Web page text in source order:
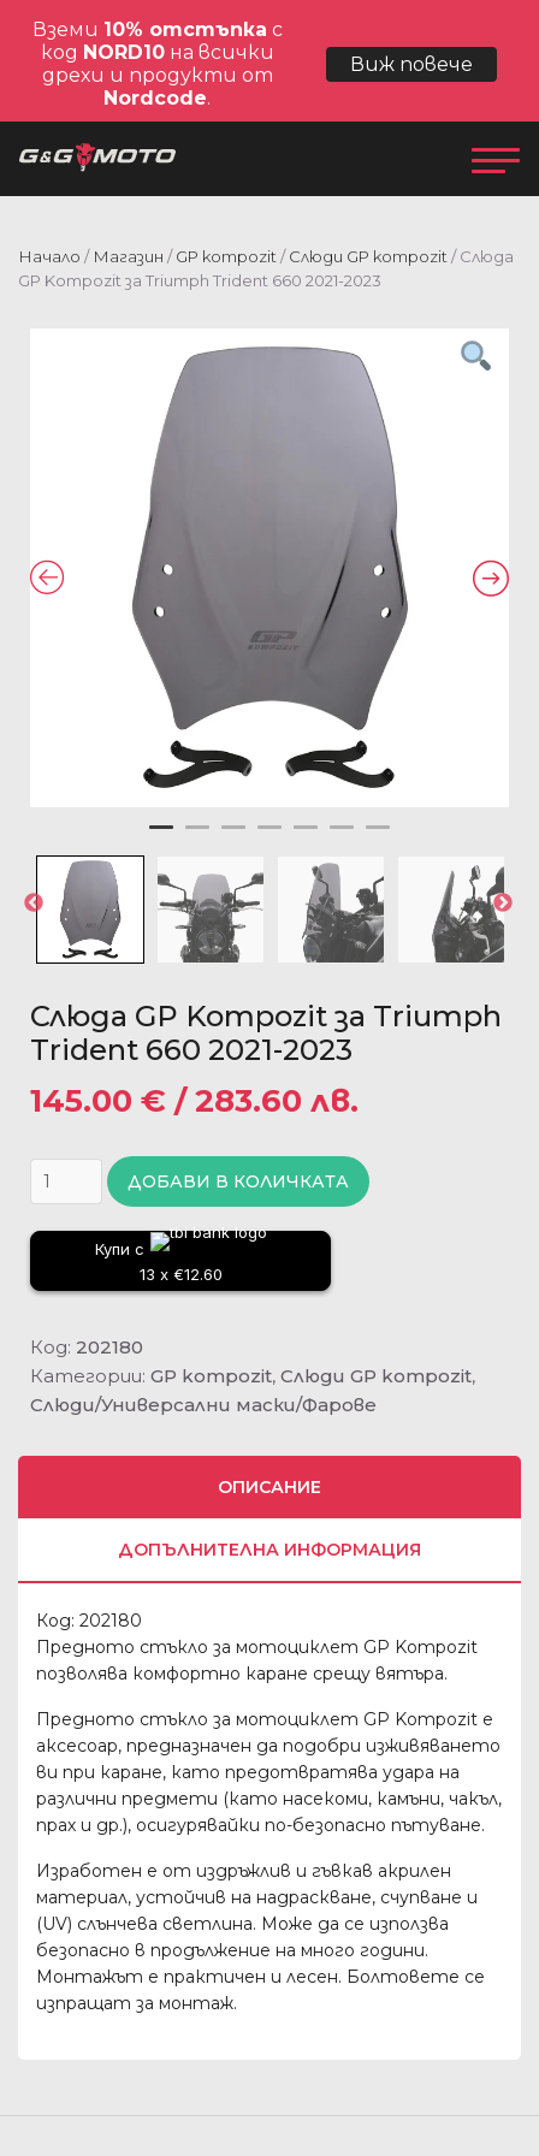
Начало / Магазин /GP kompozit /Слюди GP kompozit / Слюда
GP Kompozit за Triumph Trident 660 2021-2023
Слюда GP Kompozit за Triumph
Trident 660 2021-2023
145.00 € / 283.60 лв.
ДОБАВИ В КОЛИЧКАТА
Купи с
13 x €12.60
Код: 202180
Категории: GP kompozit, Слюди GP kompozit,
Слюди/Универсални маски/Фарове
ОПИСАНИЕ
ДОПЪЛНИТЕЛНА ИНФОРМАЦИЯ
Код: 202180
Предното стъкло за мотоциклет GP Kompozit
позволява комфортно каране срещу вятъра.
Предното стъкло за мотоциклет GP Kompozit е
аксесоар, предназначен да подобри изживяването
ви при каране, като предотвратява удара на
различни предмети (като насекоми, камъни, чакъл,
прах и др.), осигурявайки по-безопасно пътуване.
Изработен е от издръжлив и гъвкав акрилен
материал, устойчив на надраскване, счупване и
(UV) слънчева светлина. Може да се използва
безопасно в продължение на много години.
Монтажът е практичен и лесен. Болтовете се
изпращат за монтаж.
Вземи 10% отстъпка с
код NORD10на всички
дрехи и продукти от
Nordcode.
Виж повече